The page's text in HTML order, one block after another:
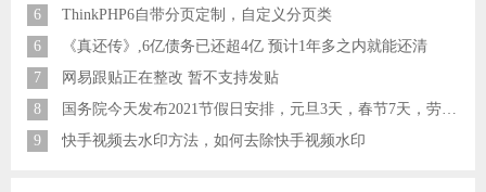
6
ThinkPHP6自带分页定制，自定义分页类
6
《真还传》,6亿债务已还超4亿 预计1年多之内就能还清
7
网易跟贴正在整改 暂不支持发贴
8
国务院今天发布2021节假日安排，元旦3天，春节7天，劳动节5天
9
快手视频去水印方法，如何去除快手视频水印